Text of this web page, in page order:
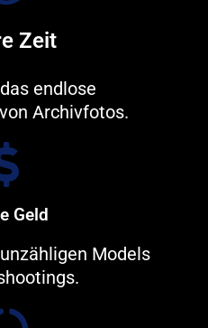
Zeit
endlose
Archivfotos.
Geld
Models